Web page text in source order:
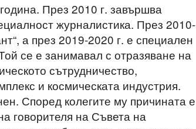
През 2010 г. завършва
журналистика. През 2010-
а през 2019-2020 г. е специален
се е занимавал с отразяване на
сътрудничество,
и космическата индустрия.
Според колегите му причината е
говорителя на Съвета на